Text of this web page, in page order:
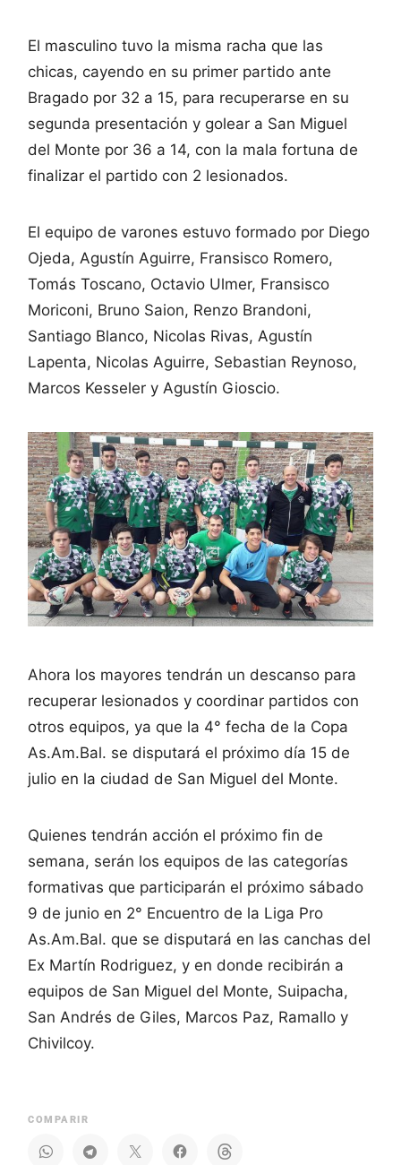
El masculino tuvo la misma racha que las
chicas, cayendo en su primer partido ante
Bragado por 32 a 15, para recuperarse en su
segunda presentación y golear a San Miguel
del Monte por 36 a 14, con la mala fortuna de
finalizar el partido con 2 lesionados.
El equipo de varones estuvo formado por Diego
Ojeda, Agustín Aguirre, Fransisco Romero,
Tomás Toscano, Octavio Ulmer, Fransisco
Moriconi, Bruno Saion, Renzo Brandoni,
Santiago Blanco, Nicolas Rivas, Agustín
Lapenta, Nicolas Aguirre, Sebastian Reynoso,
Marcos Kesseler y Agustín Gioscio.
Ahora los mayores tendrán un descanso para
recuperar lesionados y coordinar partidos con
otros equipos, ya que la 4° fecha de la Copa
As.Am.Bal. se disputará el próximo día 15 de
julio en la ciudad de San Miguel del Monte.
Quienes tendrán acción el próximo fin de
semana, serán los equipos de las categorías
formativas que participarán el próximo sábado
9 de junio en 2° Encuentro de la Liga Pro
As.Am.Bal. que se disputará en las canchas del
Ex Martín Rodriguez, y en donde recibirán a
equipos de San Miguel del Monte, Suipacha,
San Andrés de Giles, Marcos Paz, Ramallo y
Chivilcoy.
COMPARIR